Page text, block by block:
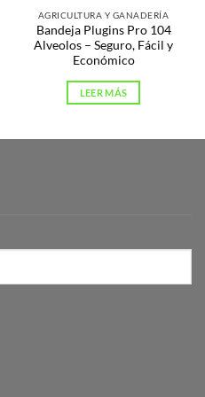
AGRICULTURA Y GANADERÍA
Bandeja Plugins Pro 104
Alveolos – Seguro, Fácil y
Económico
LEER MÁS